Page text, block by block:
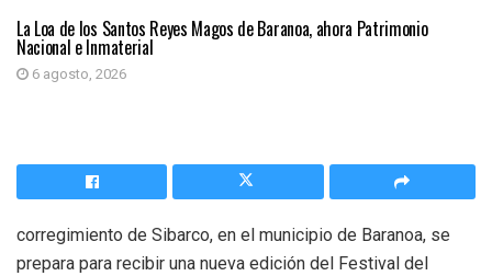
La Loa de los Santos Reyes Magos de Baranoa, ahora Patrimonio
Nacional e Inmaterial
6 agosto, 2026
corregimiento de Sibarco, en el municipio de Baranoa, se
prepara para recibir una nueva edición del Festival del